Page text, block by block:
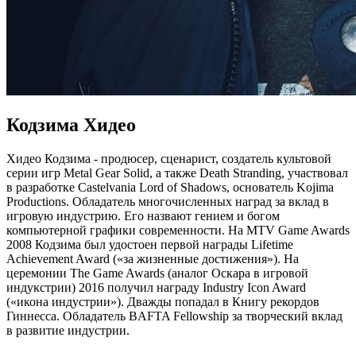
Кодзима Хидео
Хидео Кодзима - продюсер, сценарист, создатель культовой
серии игр Metal Gear Solid, а также Death Stranding, участвовал
в разработке Castelvania Lord of Shadows, основатель Kojima
Productions. Обладатель многочисленных наград за вклад в
игровую индустрию. Его назвают гением и богом
компьютерной графики современности. На MTV Game Awards
2008 Кодзима был удостоен первой награды Lifetime
Achievement Award («за жизненные достижения»). На
церемонии The Game Awards (аналог Оскара в игровой
индукстрии) 2016 получил награду Industry Icon Award
(«икона индустрии»). Дважды попадал в Книгу рекордов
Гиннесса. Обладатель BAFTA Fellowship за творческий вклад
в развитие индустрии.